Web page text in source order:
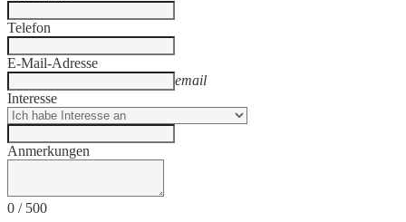
Telefon
E-Mail-Adresse
email
Interesse
Anmerkungen
0 / 500